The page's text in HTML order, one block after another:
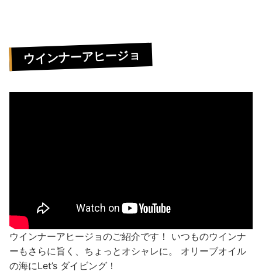
ウインナーアヒージョ
ウインナーアヒージョのご紹介です！ いつものウインナ
ーもさらに旨く、ちょっとオシャレに。 オリーブオイル
の海にLet’s ダイビング！